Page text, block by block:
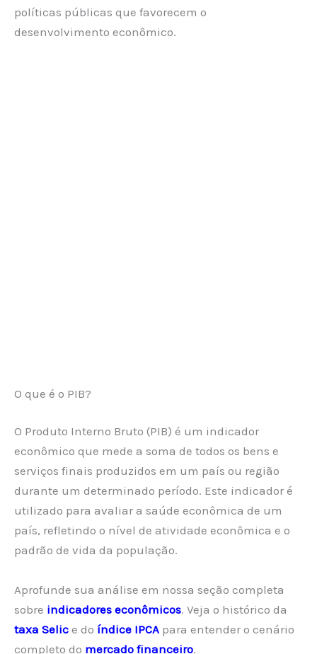
políticas públicas que favorecem o
desenvolvimento econômico.
O que é o PIB?
O Produto Interno Bruto (PIB) é um indicador
econômico que mede a soma de todos os bens e
serviços finais produzidos em um país ou região
durante um determinado período. Este indicador é
utilizado para avaliar a saúde econômica de um
país, refletindo o nível de atividade econômica e o
padrão de vida da população.
Aprofunde sua análise em nossa seção completa
sobre indicadores econômicos. Veja o histórico da
taxa Selic e do índice IPCA para entender o cenário
completo do mercado financeiro.